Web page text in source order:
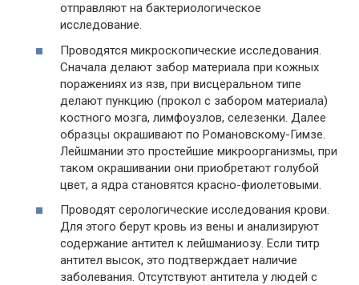
отправляют на бактериологическое
исследование.
Проводятся микроскопические исследования.
Сначала делают забор материала при кожных
поражениях из язв, при висцеральном типе
делают пункцию (прокол с забором материала)
костного мозга, лимфоузлов, селезенки. Далее
образцы окрашивают по Романовскому-Гимзе.
Лейшмании это простейшие микроорганизмы, при
таком окрашивании они приобретают голубой
цвет, а ядра становятся красно-фиолетовыми.
Проводят серологические исследования крови.
Для этого берут кровь из вены и анализируют
содержание антител к лейшманиозу. Если титр
антител высок, это подтверждает наличие
заболевания. Отсутствуют антитела у людей с